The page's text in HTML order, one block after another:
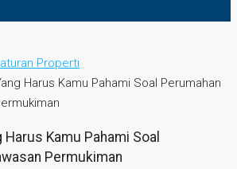
Properti
Harus Kamu Pahami Soal Perumahan
Harus Kamu Pahami Soal
Permukiman